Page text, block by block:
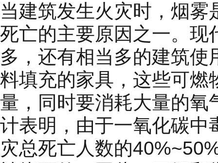
当建筑发生火灾时，烟
死亡的主要原因之一。现
多，还有相当多的建筑
料填充的家具，这些可燃
量，同时要消耗大量的氧
计表明，由于一氧化碳中
灾总死亡人数的